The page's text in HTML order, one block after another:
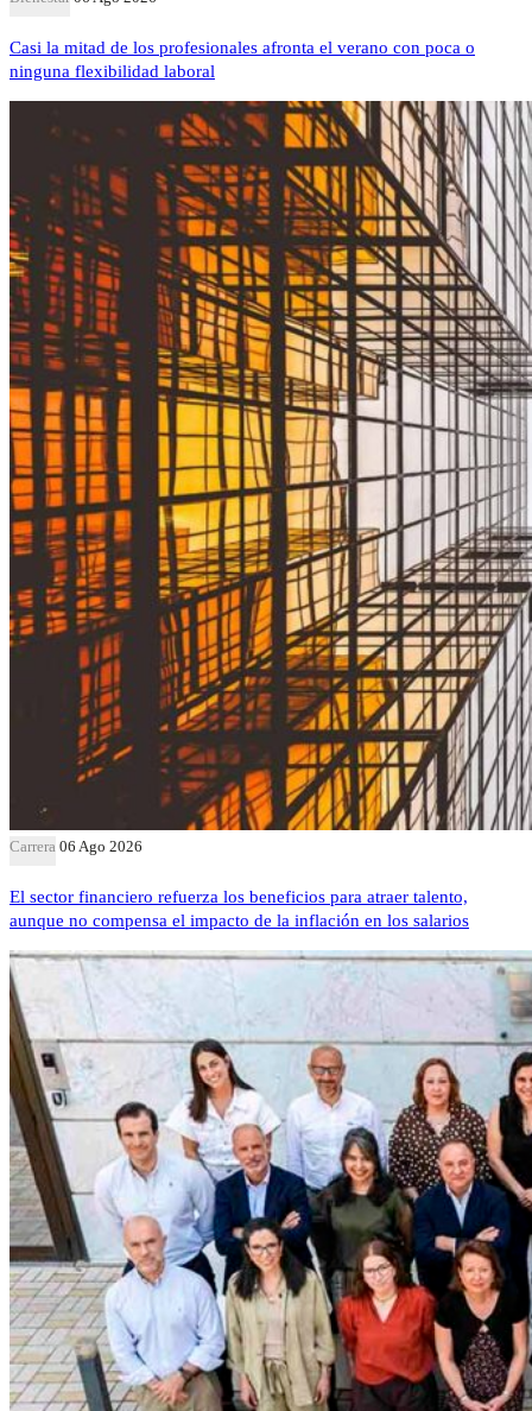
Casi la mitad de los profesionales afronta el verano con poca o
ninguna flexibilidad laboral
Carrera 06 Ago 2026
El sector financiero refuerza los beneficios para atraer talento,
aunque no compensa el impacto de la inflación en los salarios